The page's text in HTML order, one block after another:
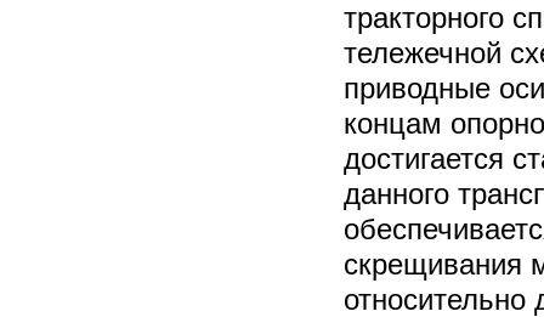
тракторного
тележечной
приводные
концам
достигается
данного
скрещивания
относительно